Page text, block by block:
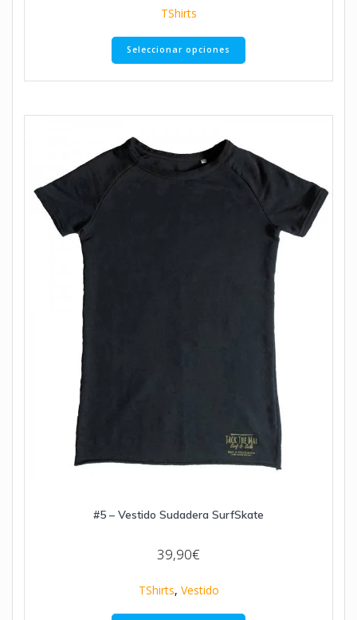
TShirts
Seleccionar opciones
#5 – Vestido Sudadera SurfSkate
39,90€
TShirts, Vestido